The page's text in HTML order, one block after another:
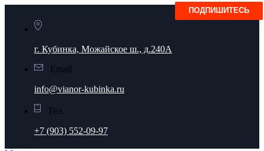
г. Кубинка, Можайское ш., д.240А
Email
info@vianor-kubinka.ru
Тел.
+7 (903) 552-09-97